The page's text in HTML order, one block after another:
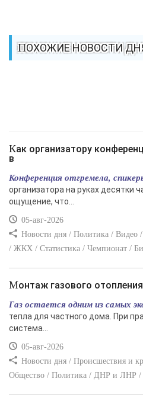
ПОХОЖИЕ НОВОСТИ
Как организатору конференции превратить доклады
в
Конференция отгремела,
организатора на руках десятки
ощущение, что...
05-авг-2026
Новости дня / Политика /
/ ЖКХ / Статистика / Чемпионат /
Монтаж газового
Газ остается одним из самых
тепла для частного дома. При
система...
05-авг-2026
Новости дня / Происшествия и
Общество / Политика / ДНР и ЛНР /